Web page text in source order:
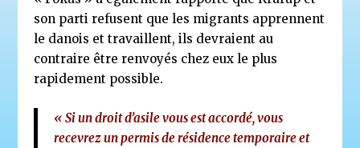
son parti refusent que les migrants apprennent
le danois et travaillent, ils devraient au
contraire être renvoyés chez eux le plus
rapidement possible.
« Si un droit d’asile vous est accordé, vous
recevrez un permis de résidence temporaire et